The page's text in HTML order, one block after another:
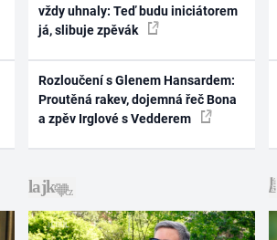
vždy uhnaly: Teď budu iniciátorem
já, slibuje zpěvák
Rozloučení s Glenem Hansardem:
Proutěná rakev, dojemná řeč Bona
a zpěv Irglové s Vedderem